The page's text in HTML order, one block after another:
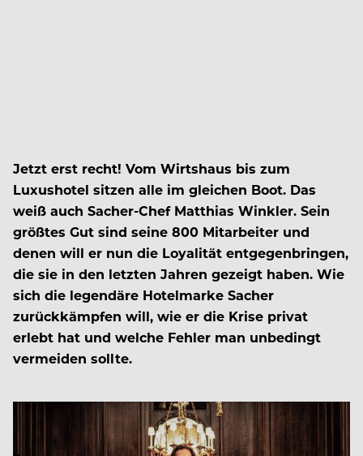
Jetzt erst recht! Vom Wirtshaus bis zum
Luxushotel sitzen alle im gleichen Boot. Das
weiß auch Sacher-Chef Matthias Winkler. Sein
größtes Gut sind seine 800 Mitarbeiter und
denen will er nun die Loyalität entgegenbringen,
die sie in den letzten Jahren gezeigt haben. Wie
sich die legendäre Hotelmarke Sacher
zurückkämpfen will, wie er die Krise privat
erlebt hat und welche Fehler man unbedingt
vermeiden sollte.